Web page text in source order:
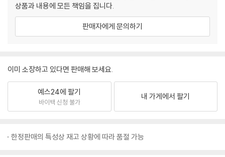
상품과 내용에 모든 책임을 집니다.
판매자에게 문의하기
이미 소장하고 있다면 판매해 보세요.
예스24에 팔기
바이백 신청 불가
내 가게에서 팔기
한정판매의 특성상 재고 상황에 따라 품절 가능